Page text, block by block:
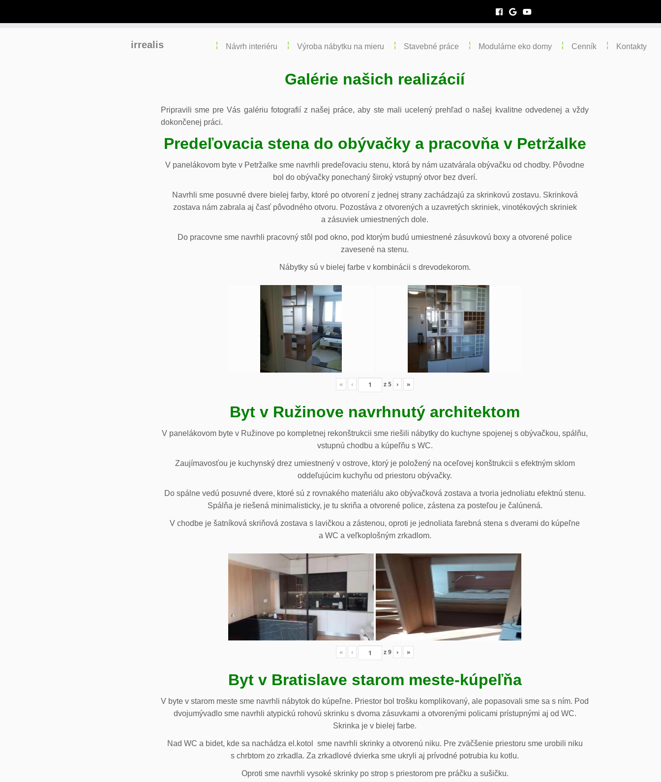
irrealis Návrh interiéru Výroba nábytku na mieru Stavebné práce Modulárne eko domy Cenník Kontakty
Galérie našich realizácií
Pripravili sme pre Vás galériu fotografií z našej práce, aby ste mali ucelený prehľad o našej kvalitne odvedenej a vždy
dokončenej práci.
Predeľovacia stena do obývačky a pracovňa v Petržalke
V panelákovom byte v Petržalke sme navrhli predeľovaciu stenu, ktorá by nám uzatvárala obývačku od chodby. Pôvodne
bol do obývačky ponechaný široký vstupný otvor bez dverí.
Navrhli sme posuvné dvere bielej farby, ktoré po otvorení z jednej strany zachádzajú za skrinkovú zostavu. Skrinková
zostava nám zabrala aj časť pôvodného otvoru. Pozostáva z otvorených a uzavretých skriniek, vinotékových skriniek
a zásuviek umiestnených dole.
Do pracovne sme navrhli pracovný stôl pod okno, pod ktorým budú umiestnené zásuvkovú boxy a otvorené police
zavesené na stenu.
Nábytky sú v bielej farbe v kombinácii s drevodekorom.
« ‹ z5 › »
Byt v Ružinove navrhnutý architektom
V panelákovom byte v Ružinove po kompletnej rekonštrukcii sme riešili nábytky do kuchyne spojenej s obývačkou, spálňu,
vstupnú chodbu a kúpeľňu s WC.
Zaujímavosťou je kuchynský drez umiestnený v ostrove, ktorý je položený na oceľovej konštrukcii s efektným sklom
oddeľujúcim kuchyňu od priestoru obývačky.
Do spálne vedú posuvné dvere, ktoré sú z rovnakého materiálu ako obývačková zostava a tvoria jednoliatu efektnú stenu.
Spálňa je riešená minimalisticky, je tu skriňa a otvorené police, zástena za posteľou je čalúnená.
V chodbe je šatníková skriňová zostava s lavičkou a zástenou, oproti je jednoliata farebná stena s dverami do kúpeľne
a WC a veľkoplošným zrkadlom.
« ‹ z9 › »
Byt v Bratislave starom meste-kúpeľňa
V byte v starom meste sme navrhli nábytok do kúpeľne. Priestor bol trošku komplikovaný, ale popasovali sme sa s ním. Pod
dvojumývadlo sme navrhli atypickú rohovú skrinku s dvoma zásuvkami a otvorenými policami prístupnými aj od WC.
Skrinka je v bielej farbe.
Nad WC a bidet, kde sa nachádza el.kotol sme navrhli skrinky a otvorenú niku. Pre zväčšenie priestoru sme urobili niku
s chrbtom zo zrkadla. Za zrkadlové dvierka sme ukryli aj prívodné potrubia ku kotlu.
Oproti sme navrhli vysoké skrinky po strop s priestorom pre práčku a sušičku.